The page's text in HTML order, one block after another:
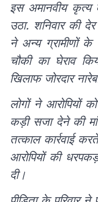
इस अमानवीय
उठा. शनिवार की
ने अन्य ग्रामीणों
चौकी का घेराव
खिलाफ जोरदार
लोगों ने
कड़ी सजा देने की
तत्काल कार्रवाई
आरोपियों की
दी।